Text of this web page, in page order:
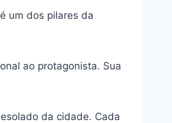
um dos pilares da
ao protagonista. Sua
da cidade. Cada